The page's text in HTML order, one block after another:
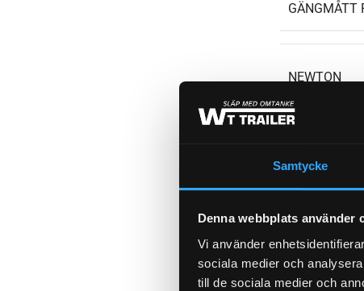
Samtycke
Denna webbplats använder
Vi använder
sociala medier och
till de sociala medier och
GÄNGMÅTT
NEWTON
LÄNGD